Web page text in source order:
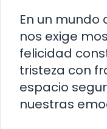
En un
nos exige
felicidad
tristeza con
espacio
nuestras